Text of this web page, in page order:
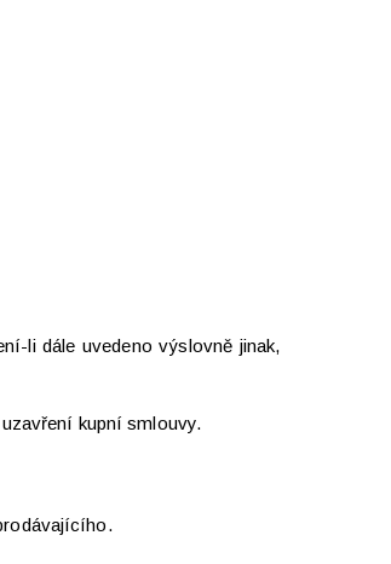
li dále uvedeno výslovně jinak,
kupní smlouvy.